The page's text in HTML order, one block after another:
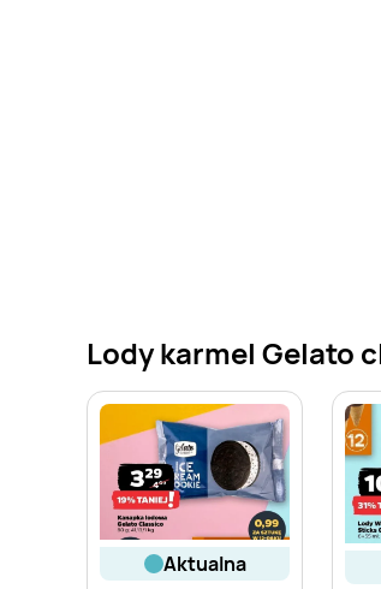
Lody karmel Gelato
aktualna